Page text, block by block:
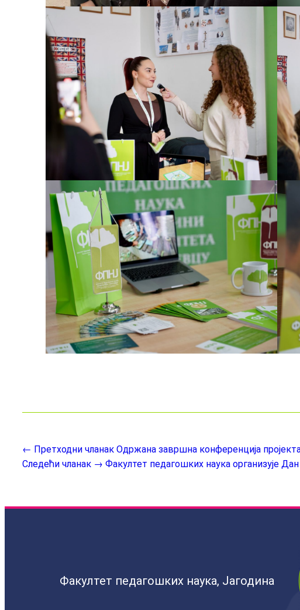
← Претходни чланак Oдржана завршна конференција
Следећи чланак → Факултет педагошких наука организује
Факултет педагошких наука, Јагодина